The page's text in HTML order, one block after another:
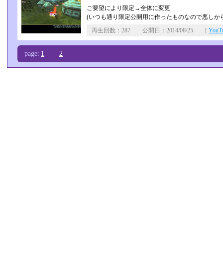
ご要望により限定→全体に変更
(いつも通り限定公開用に作ったものなので悪しか
再生回数：287 公開日：2014/08/25 [
page: 1 2